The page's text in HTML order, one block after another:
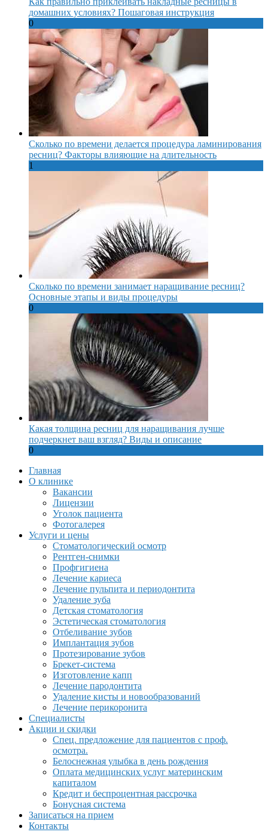
домашних условиях? Пошаговая инструкция
0
Сколько по времени делается процедура ламинирования
ресниц? Факторы влияющие на длительность
1
Сколько по времени занимает наращивание ресниц?
Основные этапы и виды процедуры
0
Какая толщина ресниц для наращивания лучше
подчеркнет ваш взгляд? Виды и описание
0
Главная
О клинике
Вакансии
Лицензии
Уголок пациента
Фотогалерея
Услуги и цены
Стоматологический осмотр
Рентген-снимки
Профгигиена
Лечение кариеса
Лечение пульпита и периодонтита
Удаление зуба
Детская стоматология
Эстетическая стоматология
Отбеливание зубов
Имплантация зубов
Протезирование зубов
Брекет-система
Изготовление капп
Лечение пародонтита
Удаление кисты и новообразований
Лечение перикоронита
Специалисты
Акции и скидки
Спец. предложение для пациентов с проф.
осмотра.
Белоснежная улыбка в день рождения
Оплата медицинских услуг материнским
капиталом
Кредит и беспроцентная рассрочка
Бонусная система
Записаться на прием
Контакты